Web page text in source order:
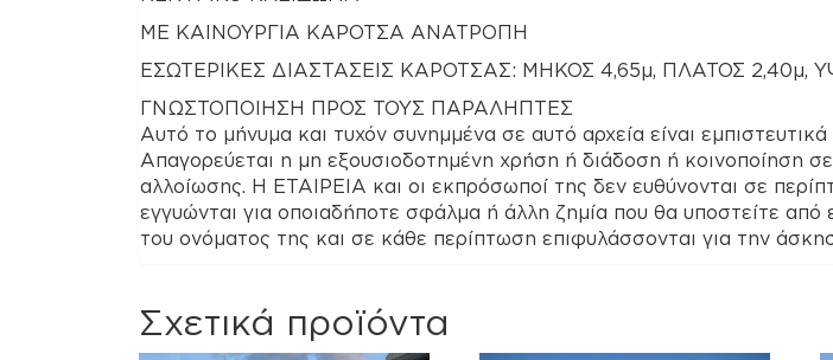
ΜΕ ΚΑΙΝΟΥΡΓΙΑ ΚΑΡΟΤΣΑ ΑΝΑΤΡΟΠΗ
ΕΣΩΤΕΡΙΚΕΣ ΔΙΑΣΤΑΣΕΙΣ ΚΑΡΟΤΣΑΣ: ΜΗΚΟΣ 4,65μ, ΠΛΑΤΟΣ 2,40μ,
ΓΝΩΣΤΟΠΟΙΗΣΗ ΠΡΟΣ ΤΟΥΣ ΠΑΡΑΛΗΠΤΕΣ
Αυτό το μήνυμα και τυχόν συνημμένα σε αυτό αρχεία είναι
Απαγορεύεται η μη εξουσιοδοτημένη χρήση ή διάδοση ή κοινοποίηση
αλλοίωσης. Η ΕΤΑΙΡΕΙΑ και οι εκπρόσωποί της δεν ευθύνονται σε
εγγυώνται για οποιαδήποτε σφάλμα ή άλλη ζημία που θα υποστείτε
του ονόματος της και σε κάθε περίπτωση επιφυλάσσονται για την
Σχετικά προϊόντα